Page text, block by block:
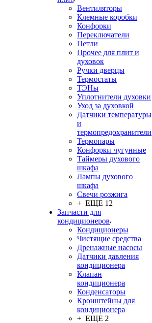
Вентиляторы
Клемные коробки
Конфорки
Переключатели
Петли
Прочее для плит и
духовок
Ручки дверцы
Термостаты
ТЭНы
Уплотнители духовки
Уход за духовкой
Датчики температуры
и
термопредохранители
Термопары
Конфорки чугунные
Таймеры духового
шкафа
Лампы духового
шкафа
Свечи розжига
+ ЕЩЕ 12
Запчасти для
кондиционеров
Кондиционеры
Чистящие средства
Дренажные насосы
Датчики давления
кондиционера
Клапан
кондиционера
Конденсаторы
Кронштейны для
кондиционера
+ ЕЩЕ 2